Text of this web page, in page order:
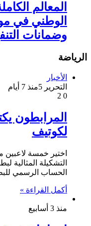
المعالم
الوطني في
وضمانات
الرياضة
الأخبار
التحرير 5
منذ 7 أيام
0
المرابطون
لكوتيف
اختير خمسة
التشكيلة المثالية
الحساب الرسمي
أكمل القراءة »
منذ 3 أسابيع